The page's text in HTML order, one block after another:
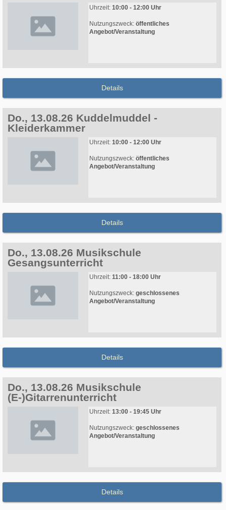
Uhrzeit: 10:00 - 12:00 Uhr
Nutzungszweck: öffentliches
Angebot/Veranstaltung
Details
Do., 13.08.26 Kuddelmuddel -
Kleiderkammer
Uhrzeit: 10:00 - 12:00 Uhr
Nutzungszweck: öffentliches
Angebot/Veranstaltung
Details
Do., 13.08.26 Musikschule
Gesangsunterricht
Uhrzeit: 11:00 - 18:00 Uhr
Nutzungszweck: geschlossenes
Angebot/Veranstaltung
Details
Do., 13.08.26 Musikschule
(E-)Gitarrenunterricht
Uhrzeit: 13:00 - 19:45 Uhr
Nutzungszweck: geschlossenes
Angebot/Veranstaltung
Details